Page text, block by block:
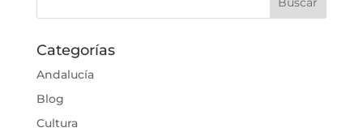
Categorías
Andalucía
Blog
Cultura